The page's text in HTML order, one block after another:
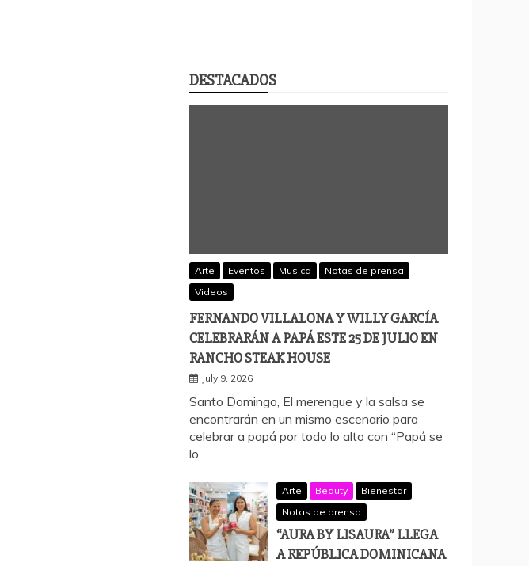
DESTACADOS
Arte Eventos Musica
Notas de prensa
Videos
FERNANDO VILLALONA Y WILLY GARCÍA
CELEBRARÁN A PAPÁ ESTE 25 DE JULIO EN
RANCHO STEAK HOUSE
July 9, 2026
Santo Domingo, El merengue y la salsa se
encontrarán en un mismo escenario para
celebrar a papá por todo lo alto con “Papá se
lo
Arte Beauty
Bienestar
Notas de prensa
“AURA BY LISAURA” LLEGA
A REPÚBLICA DOMINICANA